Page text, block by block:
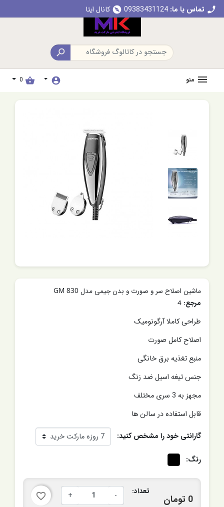
call تماس با ما: 09383431124
explore کانال ایتا

منو account_circle
shopping_basket
0
ماشین اصلاح سر و صورت و بدن جیمی مدل GM 830
مرجع:
طراحی کاملا آرگونومیک
اصلاح کامل صورت
منبع تغذیه برق خانگی
جنس تیغه اسیل ضد زنگ
مجهز به 3 سری مختلف
قابل استفاده در سالن ها
گارانتی خود را مشخص کنید:
رنگ:
0 تومان
تعداد: -
+
favorite_border